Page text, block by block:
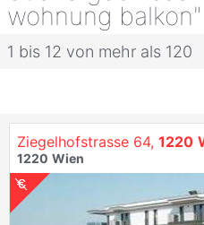
wohnung balkon"
1 bis 12 von mehr als 120
Ziegelhofstrasse 64, 1220
1220 Wien